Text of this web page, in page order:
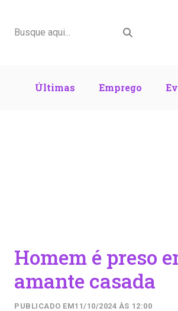
Últimas Emprego
Homem é preso
amante casada
PUBLICADO EM11/10/2024 ÀS 12:00